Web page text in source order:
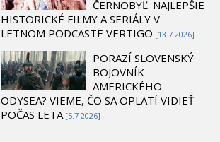
ČERNOBYĽ. NAJLEPŠIE
HISTORICKÉ FILMY A SERIÁLY V
LETNOM PODCASTE VERTIGO [13.7 2026]
PORAZÍ SLOVENSKÝ
BOJOVNÍK
AMERICKÉHO
ODYSEA? VIEME, ČO SA OPLATÍ VIDIEŤ
POČAS LETA [5.7 2026]